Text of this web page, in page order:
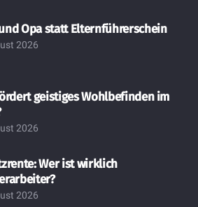
Opa statt Elternführerschein
2026
geistiges Wohlbefinden im
2026
Wer ist wirklich
2026